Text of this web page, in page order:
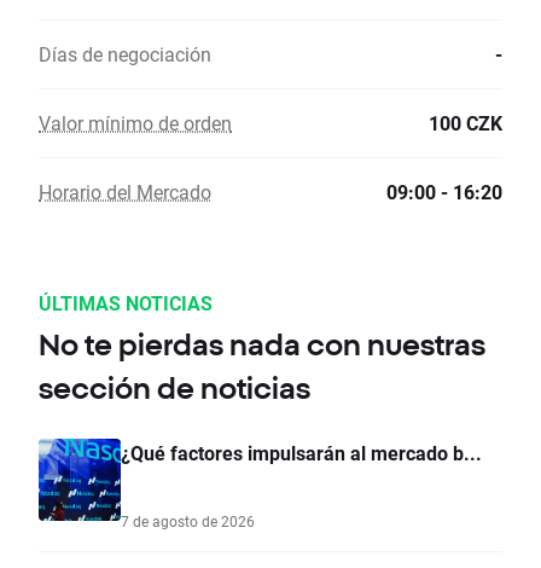
Días de negociación -
Valor mínimo de orden 100 CZK
Horario del Mercado 09:00 - 16:20
ÚLTIMAS NOTICIAS
No te pierdas nada con nuestras
sección de noticias
¿Qué factores impulsarán al mercado b...
7 de agosto de 2026